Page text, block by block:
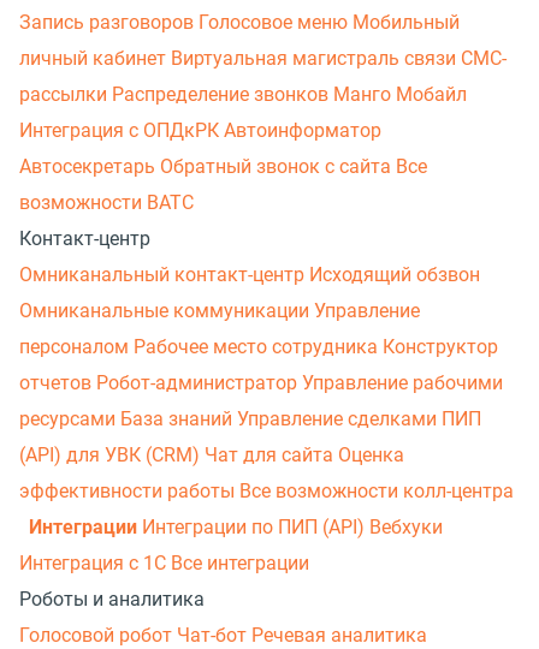
Запись разговоров Голосовое меню Мобильный
личный кабинет Виртуальная магистраль связи СМС-
рассылки Распределение звонков Манго Мобайл
Интеграция с ОПДкРК Автоинформатор
Автосекретарь Обратный звонок с сайта Все
возможности ВАТС
Контакт-центр
Омниканальный контакт-центр Исходящий обзвон
Омниканальные коммуникации Управление
персоналом Рабочее место сотрудника Конструктор
отчетов Робот-администратор Управление рабочими
ресурсами База знаний Управление сделками ПИП
(API) для УВК (CRM) Чат для сайта Оценка
эффективности работы Все возможности колл-центра
Интеграции Интеграции по ПИП (API) Вебхуки
Интеграция с 1С Все интеграции
Роботы и аналитика
Голосовой робот Чат-бот Речевая аналитика